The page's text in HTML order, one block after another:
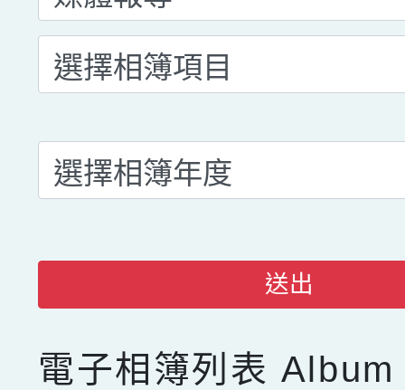
送出
電子相簿列表